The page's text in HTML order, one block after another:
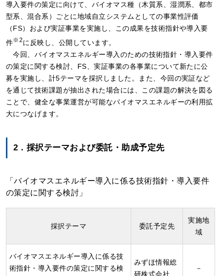
導入要件の策定に向けて、バイオマス種（木質系、湿潤系、都市
型系、混合系）ごとに地域自立システムとしての事業性評価
（FS）および実証事業を実施し、この成果を技術指針や導入要
件※2に反映し、公開しています。
今回、バイオマスエネルギー導入のための技術指針・導入要件
の策定に関する検討、FS、実証事業の各事業について新たに公
募を実施し、計5テーマを採択しました。また、今回の実証など
を通じて技術課題が抽出された場合には、この課題の解決を図る
ことで、健全な事業運営が可能なバイオマスエネルギーの利用拡
大につなげます。
2．採択テーマおよび委託・助成予定先
「バイオマスエネルギー導入に係る技術指針・導入要件
の策定に関する検討」
採択テーマ 委託予定先
実施地
域
バイオマスエネルギー導入に係る技
術指針・導入要件の策定に関する検
みずほ情報総
研株式会社
－